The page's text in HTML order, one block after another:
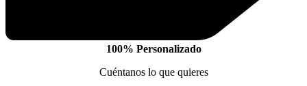
100% Personalizado
Cuéntanos lo que quieres